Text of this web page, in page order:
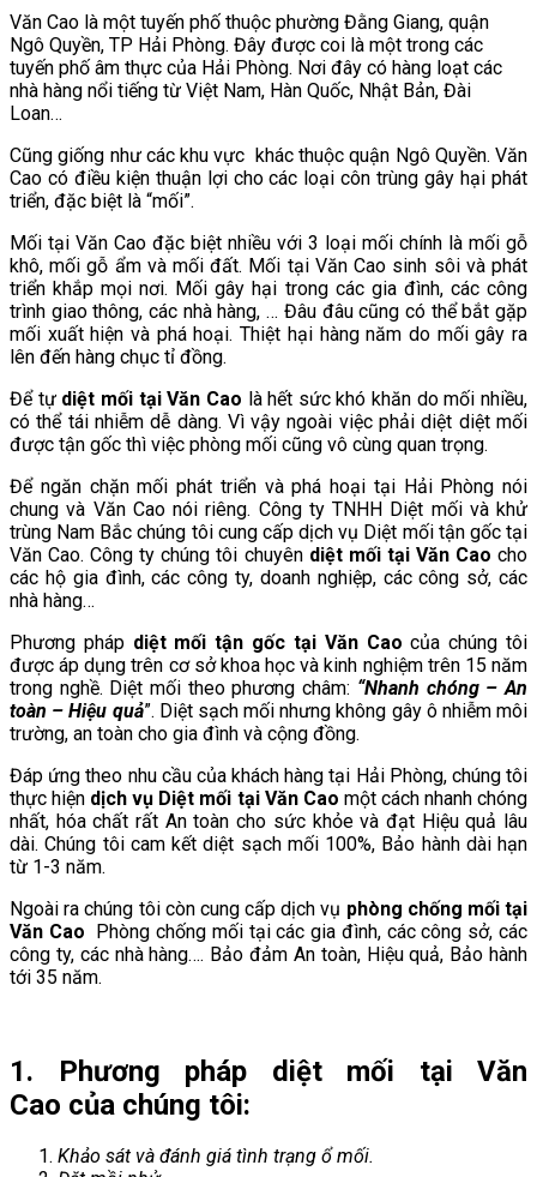
Văn Cao là một tuyến phố thuộc phường Đằng Giang, quận
Ngô Quyền, TP Hải Phòng. Đây được coi là một trong các
tuyến phố âm thực của Hải Phòng. Nơi đây có hàng loạt các
nhà hàng nổi tiếng từ Việt Nam, Hàn Quốc, Nhật Bản, Đài
Loan…
Cũng giống như các khu vực khác thuộc quận Ngô Quyền. Văn
Cao có điều kiện thuận lợi cho các loại côn trùng gây hại phát
triển, đặc biệt là “mối”.
Mối tại Văn Cao đặc biệt nhiều với 3 loại mối chính là mối gỗ
khô, mối gỗ ẩm và mối đất. Mối tại Văn Cao sinh sôi và phát
triển khắp mọi nơi. Mối gây hại trong các gia đình, các công
trình giao thông, các nhà hàng, … Đâu đâu cũng có thể bắt gặp
mối xuất hiện và phá hoại. Thiệt hại hàng năm do mối gây ra
lên đến hàng chục tỉ đồng.
Để tựdiệt mối tại Văn Cao là hết sức khó khăn do mối nhiều,
có thể tái nhiễm dễ dàng. Vì vậy ngoài việc phải diệt diệt mối
được tận gốc thì việc phòng mối cũng vô cùng quan trọng.
Để ngăn chặn mối phát triển và phá hoại tại Hải Phòng nói
chung và Văn Cao nói riêng. Công ty TNHH Diệt mối và khử
trùng Nam Bắc chúng tôi cung cấp dịch vụ Diệt mối tận gốc tại
Văn Cao.Công ty chúng tôi chuyên diệt mối tại Văn Cao cho
các hộ gia đình, các công ty, doanh nghiệp, các công sở, các
nhà hàng…
Phương pháp diệt mối tận gốc tại Văn Caocủa chúng tôi
được áp dụng trên cơ sở khoa học và kinh nghiệm trên 15 năm
trong nghề. Diệt mối theo phương châm: “Nhanh chóng – An
toàn – Hiệu quả”. Diệt sạch mối nhưng không gây ô nhiễm môi
trường, an toàn cho gia đình và cộng đồng.
Đáp ứng theo nhu cầu của khách hàng tại Hải Phòng, chúng tôi
thực hiện dịch vụ Diệt mối tại Văn Cao một cách nhanh chóng
nhất, hóa chất rất An toàn cho sức khỏe và đạt Hiệu quả lâu
dài. Chúng tôi cam kết diệt sạch mối 100%, Bảo hành dài hạn
từ 1-3 năm.
Ngoài ra chúng tôi còn cung cấp dịch vụ phòng chống mối tại
Văn Cao Phòng chống mối tại các gia đình, các công sở, các
công ty, các nhà hàng…. Bảo đảm An toàn, Hiệu quả, Bảo hành
tới 35 năm.
1. Phương pháp diệt mối tại Văn
Cao của chúng tôi:
Khảo sát và đánh giá tình trạng ổ mối.